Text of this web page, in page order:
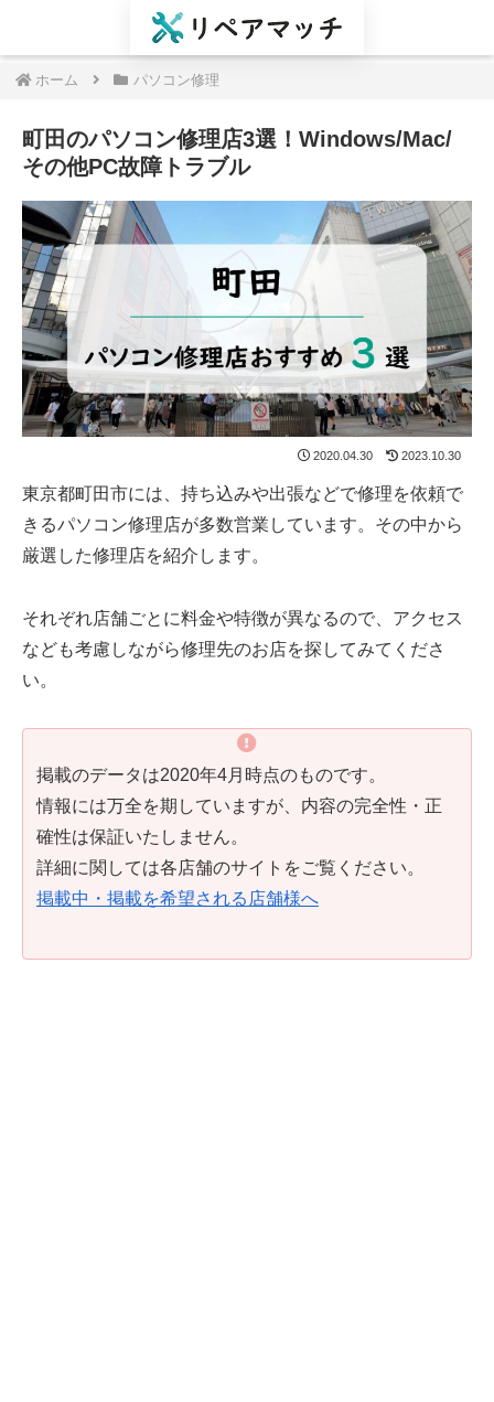
ホーム パソコン修理
町田のパソコン修理店3選！Windows/Mac/
その他PC故障トラブル
2020.04.30 2023.10.30
東京都町田市には、持ち込みや出張などで修理を依頼で
きるパソコン修理店が多数営業しています。その中から
厳選した修理店を紹介します。
それぞれ店舗ごとに料金や特徴が異なるので、アクセス
なども考慮しながら修理先のお店を探してみてくださ
い。
掲載のデータは2020年4月時点のものです。
情報には万全を期していますが、内容の完全性・正
確性は保証いたしません。
詳細に関しては各店舗のサイトをご覧ください。
掲載中・掲載を希望される店舗様へ